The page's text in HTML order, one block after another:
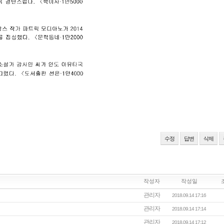
수정 답변 삭제
작성자 작성일
관리자 2018.09.14 17:16
관리자 2018.09.14 17:14
관리자 2018.09.14 17:12